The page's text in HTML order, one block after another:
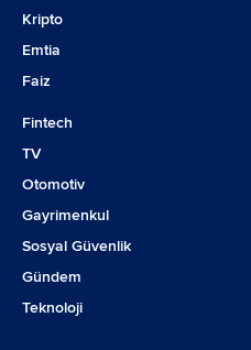
Kripto
Emtia
Faiz
Fintech
TV
Otomotiv
Gayrimenkul
Sosyal Güvenlik
Gündem
Teknoloji